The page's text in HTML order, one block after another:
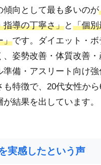
傾向として最も多いのが
指導の丁寧さ」と「個
」です。ダイエット・
、姿勢改善・体質改善
準備・アスリート向け
も特徴で、20代女性か
が結果を出しています。
実感したという声